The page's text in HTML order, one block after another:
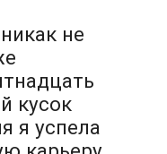
не
кусок
я успела